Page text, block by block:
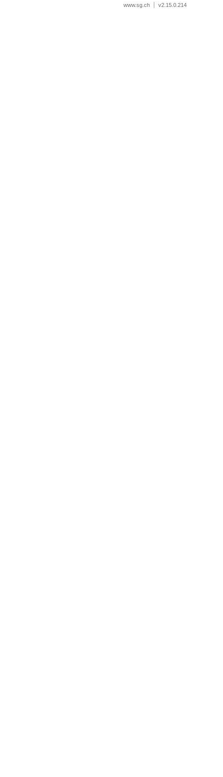
www.sg.ch v2.15.0.214